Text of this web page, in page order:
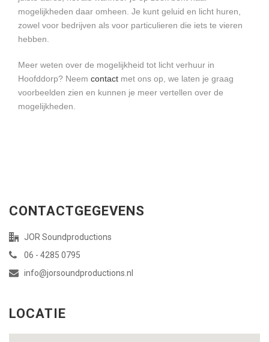
mogelijkheden daar omheen. Je kunt geluid en licht huren,
zowel voor bedrijven als voor particulieren die iets te vieren
hebben.
Meer weten over de mogelijkheid tot licht verhuur in
Hoofddorp? Neem contact met ons op, we laten je graag
voorbeelden zien en kunnen je meer vertellen over de
mogelijkheden.
CONTACTGEGEVENS
JOR Soundproductions
06 - 4285 0795
info@jorsoundproductions.nl
LOCATIE